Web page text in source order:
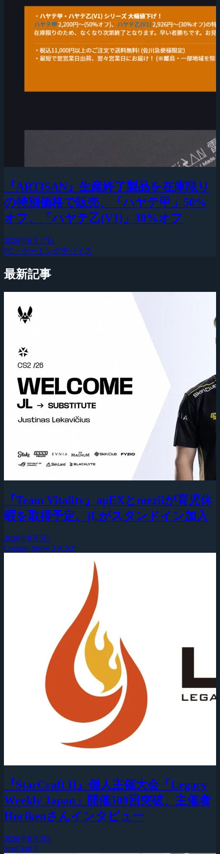
『ARTISAN』生産終了製品を在庫限り
の特別価格で販売、「ハヤテ甲」50%
オフ、「ハヤテ乙(V1)」30%オフ
2026年6月17日
PC・ゲーミングデバイス
最新記事
『Team Vitality』apEXとmeziiが育児休
暇を取得予定、jLがスタンドイン加入
2026年8月5日
Counter-Strike 2 (CS2)
『StarCraft II』個人主催大会「Legacy
Weekly Japan」開催500回突破、主催者
Horikenさんインタビュー
2026年8月5日
StarCraft II